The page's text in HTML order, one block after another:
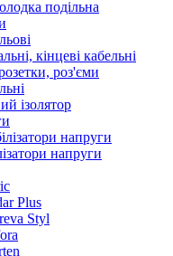
подільна
кінцеві кабельні
роз'єми
ізолятор
напруги
напруги
Plus
Styl